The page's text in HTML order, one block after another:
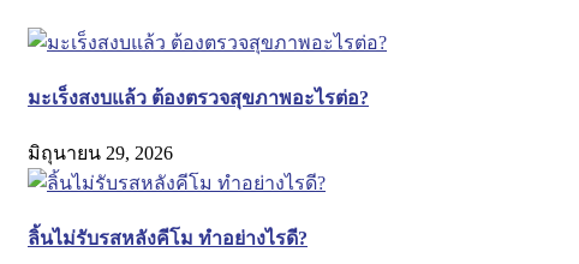
มะเร็งสงบแล้ว ต้องตรวจสุขภาพอะไรต่อ?
มิถุนายน 29, 2026
ลิ้นไม่รับรสหลังคีโม ทำอย่างไรดี?